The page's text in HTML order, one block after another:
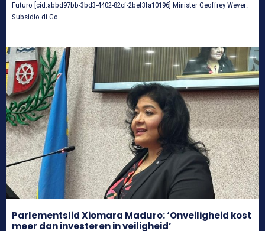
Futuro [cid:abbd97bb-3bd3-4402-82cf-2bef3fa10196] Minister Geoffrey Wever:
Subsidio di Go
Parlementslid Xiomara Maduro: ‘Onveiligheid kost
meer dan investeren in veiligheid’